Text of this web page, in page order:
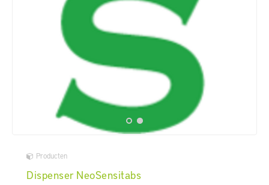
Producten
Dispenser NeoSensitabs